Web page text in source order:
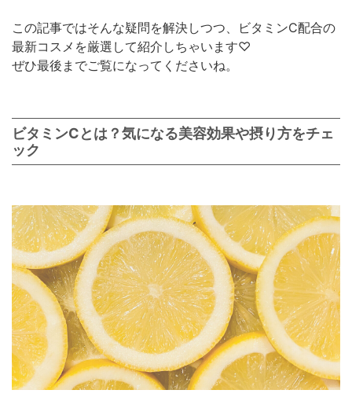
この記事ではそんな疑問を解決しつつ、ビタミンC配合の
最新コスメを厳選して紹介しちゃいます♡
ぜひ最後までご覧になってくださいね。
ビタミンCとは？気になる美容効果や摂り方をチェ
ック